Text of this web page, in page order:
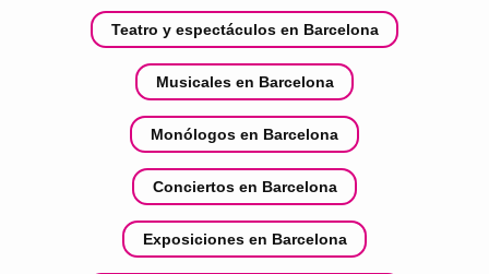
Teatro y espectáculos en Barcelona
Musicales en Barcelona
Monólogos en Barcelona
Conciertos en Barcelona
Exposiciones en Barcelona